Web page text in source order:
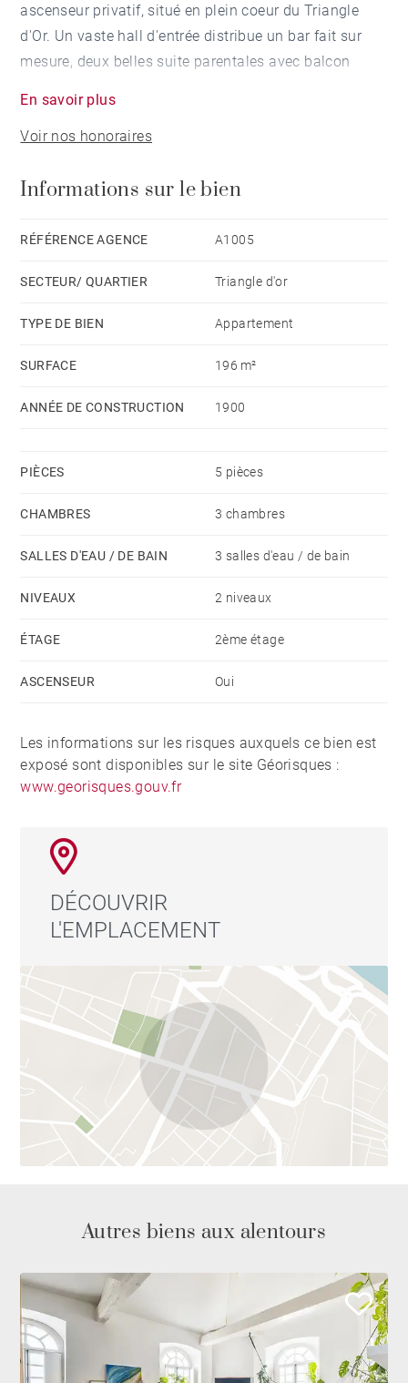
ascenseur privatif, situé en plein coeur du Triangle
d'Or. Un vaste hall d'entrée distribue un bar fait sur
mesure, deux belles suite parentales avec balcon
l'étage, très beau séjour lumineux comprenant un
salon, une salle à manger et une cuisine ouverte, le
Ouest, ainsi qu'une très belle suite parentale avec
de la climatisation et peut être vendu entièrement
En savoir plus
Voir nos honoraires
Informations sur le bien
RÉFÉRENCE AGENCE A1005
SECTEUR/ QUARTIER Triangle d'or
TYPE DE BIEN Appartement
SURFACE 196 m²
ANNÉE DE CONSTRUCTION 1900
PIÈCES 5 pièces
CHAMBRES 3 chambres
SALLES D'EAU / DE BAIN 3 salles d'eau / de bain
NIVEAUX 2 niveaux
ÉTAGE 2ème étage
ASCENSEUR Oui
Les informations sur les risques auxquels ce bien est
exposé sont disponibles sur le site Géorisques :
www.georisques.gouv.fr
DÉCOUVRIR
L'EMPLACEMENT
Autres biens aux alentours